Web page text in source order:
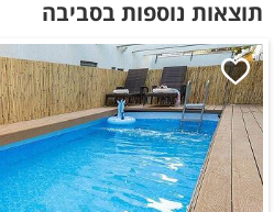
תוצאות נוספות בסביבה